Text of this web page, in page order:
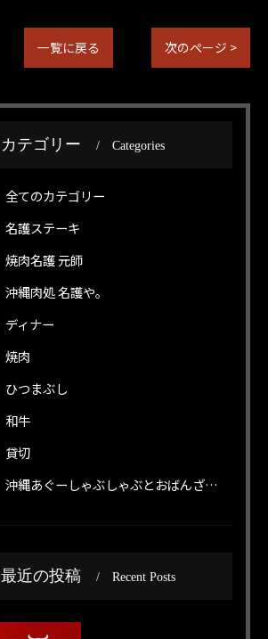
一覧に戻る 次のページ >
カテゴリー Categories
全てのカテゴリー
名護ステーキ
焼肉名護 元師
沖縄肉処 名護や。
ディナー
焼肉
ひつまぶし
和牛
貸切
沖縄あぐーしゃぶしゃぶとおばんざいのお店 神威 カムイ
最近の投稿 Recent Posts